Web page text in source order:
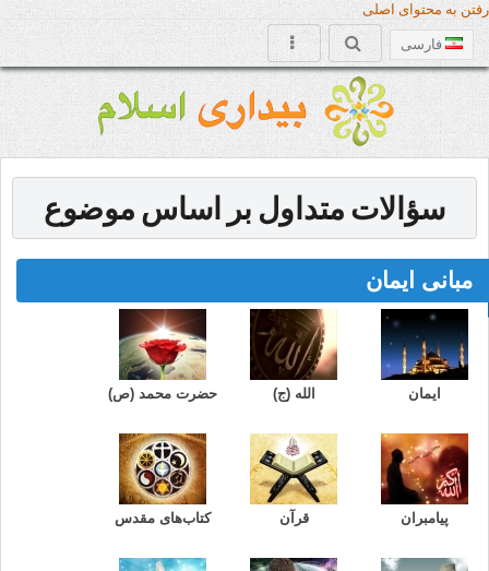
رفتن به محتوای اصلی
فارسی
سؤالات متداول بر اساس موضوع
مبانی ایمان
ایمان الله (ج) حضرت محمد (ص)
پیامبران قرآن کتاب‌های مقدس